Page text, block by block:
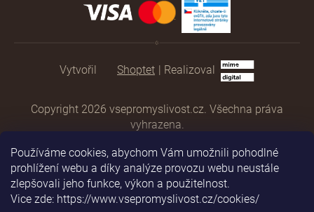
Používáme cookies, abychom Vám umožnili pohodlné
prohlížení webu a díky analýze provozu webu neustále
zlepšovali jeho funkce, výkon a použitelnost.
Vice zde: https://www.vsepromyslivost.cz/cookies/
Shoptet | Realizoval
Copyright 2026 vsepromyslivost.cz . Všechna práva
vyhrazena.